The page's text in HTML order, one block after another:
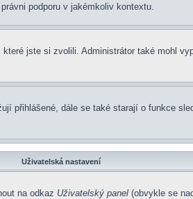
podporu v jakémkoliv kontextu.
jste si zvolili. Administrátor také mohl
přihlášené, dále se také starají o funkce
Uživatelská nastavení
na odkaz Uživatelský panel (obvykle se